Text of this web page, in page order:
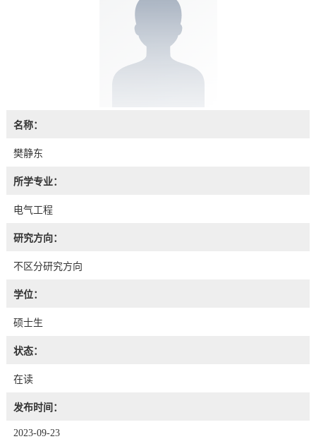
名称：
樊静东
所学专业：
电气工程
研究方向：
不区分研究方向
学位：
硕士生
状态：
在读
发布时间：
2023-09-23